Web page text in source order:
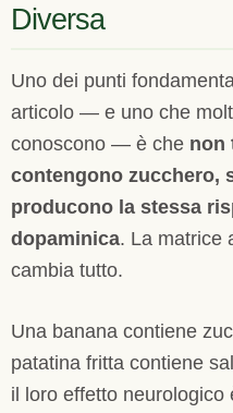
Diversa
Uno dei punti
articolo — e uno che
conoscono — è che non
contengono zucchero,
producono la stessa
dopaminica. La matrice
cambia tutto.
Una banana contiene
patatina fritta contiene
il loro effetto neurologico